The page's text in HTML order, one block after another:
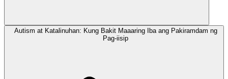
Autism at Katalinuhan: Kung Bakit Maaaring Iba ang Pakiramdam ng
Pag-iisip